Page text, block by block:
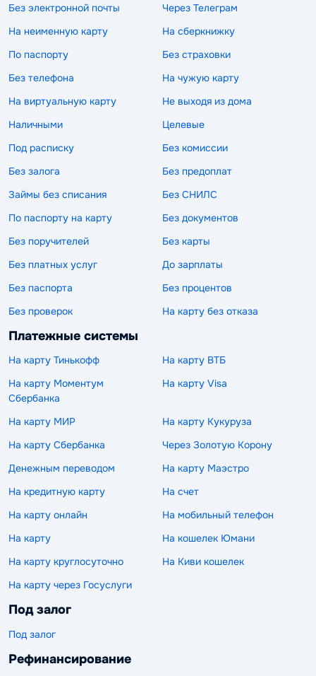
Без электронной почты
Через Телеграм
На неименную карту
На сберкнижку
По паспорту
Без страховки
Без телефона
На чужую карту
На виртуальную карту
Не выходя из дома
Наличными
Целевые
Под расписку
Без комиссии
Без залога
Без предоплат
Займы без списания
Без СНИЛС
По паспорту на карту
Без документов
Без поручителей
Без карты
Без платных услуг
До зарплаты
Без паспорта
Без процентов
Без проверок
На карту без отказа
Платежные системы
На карту Тинькофф
На карту ВТБ
На карту Моментум
Сбербанка
На карту Visa
На карту МИР
На карту Кукуруза
На карту Сбербанка
Через Золотую Корону
Денежным переводом
На карту Маэстро
На кредитную карту
На счет
На карту онлайн
На мобильный телефон
На карту
На кошелек Юмани
На карту круглосуточно
На Киви кошелек
На карту через Госуслуги
Под залог
Под залог
Рефинансирование